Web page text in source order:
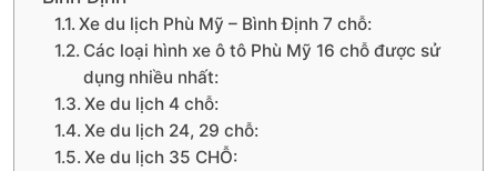
Xe du lịch Phù Mỹ – Bình Định 7 chỗ:
Các loại hình xe ô tô Phù Mỹ 16 chỗ được sử
dụng nhiều nhất:
Xe du lịch 4 chỗ:
Xe du lịch 24, 29 chỗ:
Xe du lịch 35 CHỖ: